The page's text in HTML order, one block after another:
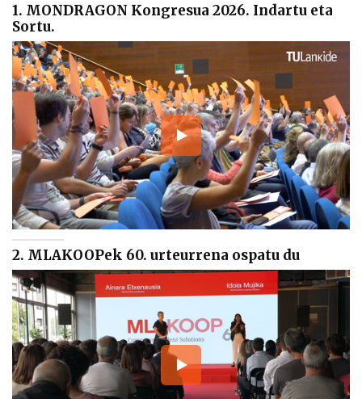
1. MONDRAGON Kongresua 2026. Indartu eta
Sortu.
2. MLAKOOPek 60. urteurrena ospatu du